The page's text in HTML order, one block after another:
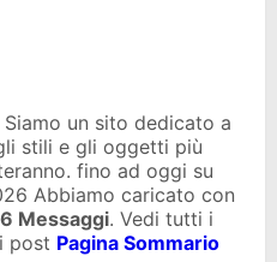
un sito dedicato a
stili e gli oggetti più
fino ad oggi su
Abbiamo caricato con
Messaggi. Vedi tutti i
post Pagina Sommario